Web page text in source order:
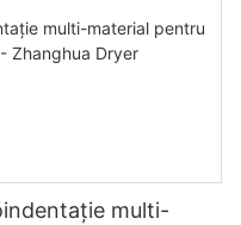
multi-